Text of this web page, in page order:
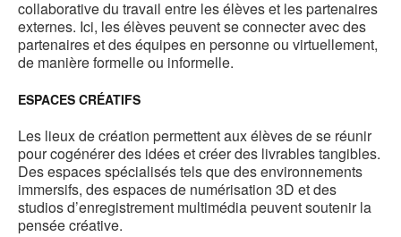
collaborative du travail entre les élèves et les partenaires
externes. Ici, les élèves peuvent se connecter avec des
partenaires et des équipes en personne ou virtuellement,
de manière formelle ou informelle.
ESPACES CRÉATIFS
Les lieux de création permettent aux élèves de se réunir
pour cogénérer des idées et créer des livrables tangibles.
Des espaces spécialisés tels que des environnements
immersifs, des espaces de numérisation 3D et des
studios d’enregistrement multimédia peuvent soutenir la
pensée créative.